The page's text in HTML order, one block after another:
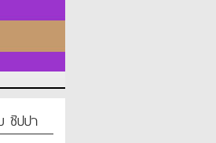
ซิปปา